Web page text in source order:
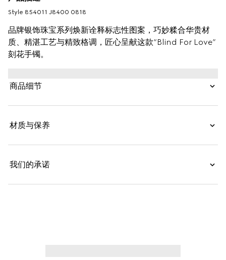
Style ‎854011 J8400 0818
品牌银饰珠宝系列焕新诠释标志性图案，巧妙糅合华贵材
质、精湛工艺与精致格调，匠心呈献这款“Blind For Love”
刻花手镯。
商品细节
材质与保养
我们的承诺